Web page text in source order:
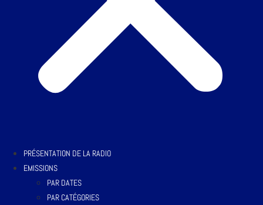
PRÉSENTATION DE LA RADIO
EMISSIONS
PAR DATES
PAR CATÉGORIES